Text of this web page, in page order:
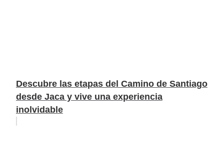
Descubre las etapas del Camino de Santiago
desde Jaca y vive una experiencia
inolvidable